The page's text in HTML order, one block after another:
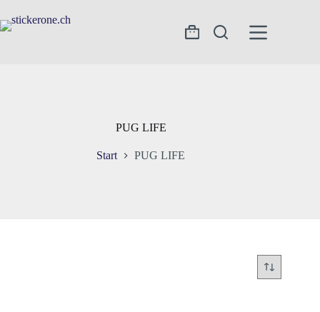
Inhalt
springen
Warenkorb
PUG LIFE
Start PUG LIFE